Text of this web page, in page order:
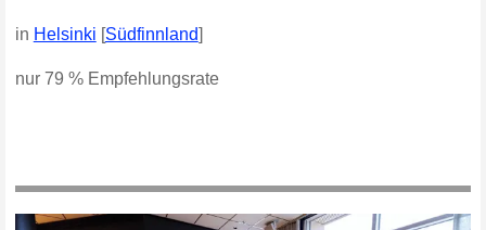
in Helsinki [Südfinnland]
nur 79 % Empfehlungsrate